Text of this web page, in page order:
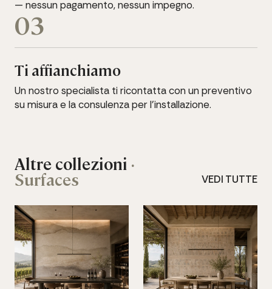
— nessun pagamento, nessun impegno.
03
Ti affianchiamo
Un nostro specialista ti ricontatta con un preventivo
su misura e la consulenza per l'installazione.
Altre collezioni ·
Surfaces VEDI TUTTE